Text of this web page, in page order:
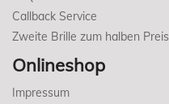
Callback Service
Zweite Brille zum halben Preis
Onlineshop
Impressum